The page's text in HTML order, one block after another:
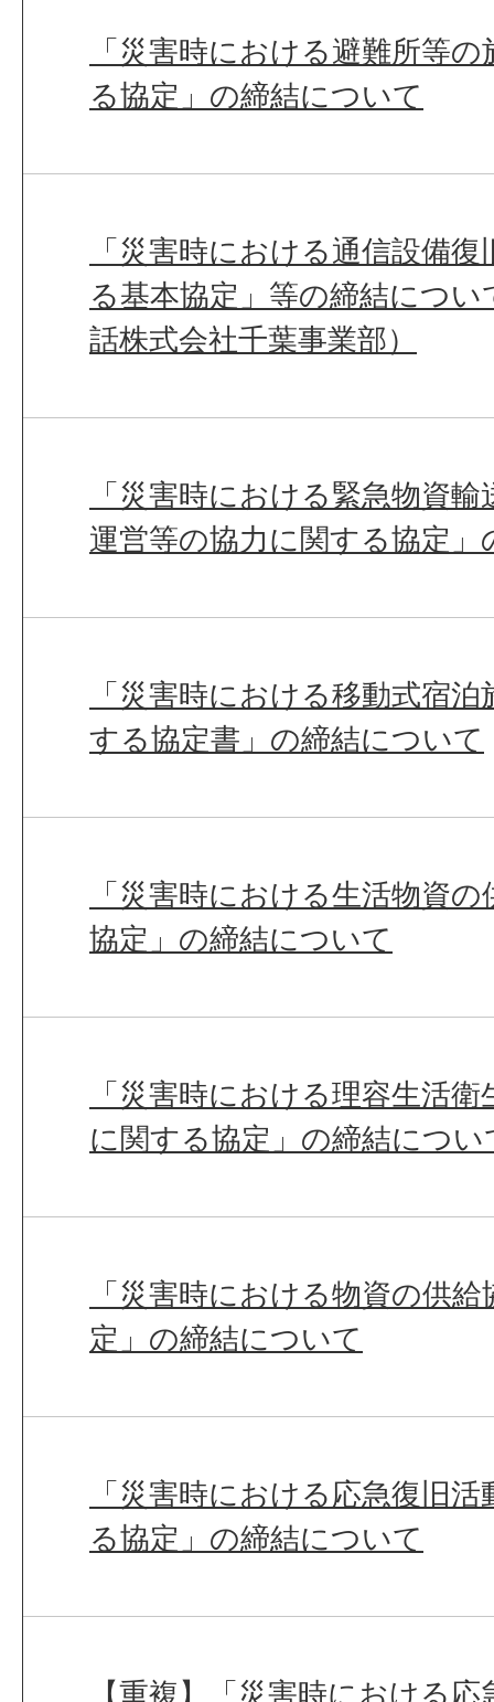
「災害時における避難所等
る協定」の締結について
「災害時における通信設備
る基本協定」等の締結につい
話株式会社千葉事業部）
「災害時における緊急物資
運営等の協力に関する協定
「災害時における移動式宿
する協定書」の締結について
「災害時における生活物資
協定」の締結について
「災害時における理容生活
に関する協定」の締結につい
「災害時における物資の供
定」の締結について
「災害時における応急復旧
る協定」の締結について
【重複】「災害時における